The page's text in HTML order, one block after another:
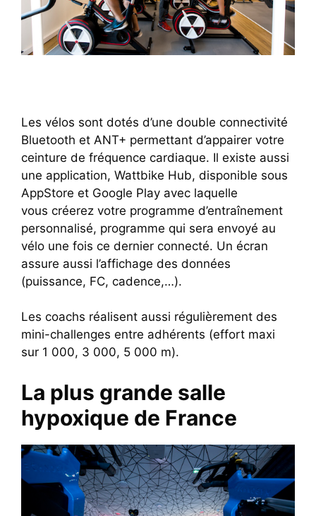
Les vélos sont dotés d’une double connectivité
Bluetooth et ANT+ permettant d’appairer votre
ceinture de fréquence cardiaque. Il existe aussi
une application, Wattbike Hub, disponible sous
AppStore et Google Play avec laquelle
vous créerez votre programme d’entraînement
personnalisé, programme qui sera envoyé au
vélo une fois ce dernier connecté. Un écran
assure aussi l’affichage des données
(puissance, FC, cadence,…).
Les coachs réalisent aussi régulièrement des
mini-challenges entre adhérents (effort maxi
sur 1 000, 3 000, 5 000 m).
La plus grande salle
hypoxique de France